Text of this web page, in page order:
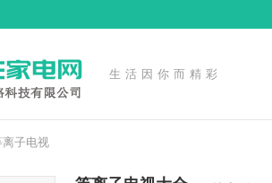
生活因你而精彩
离子电视